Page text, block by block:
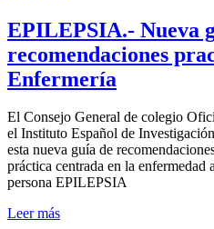
EPILEPSIA.- Nueva
recomendaciones
Enfermería
El Consejo General de colegio
el Instituto Español de
esta nueva guía de
práctica centrada en la enfermedad
persona EPILEPSIA
Leer más